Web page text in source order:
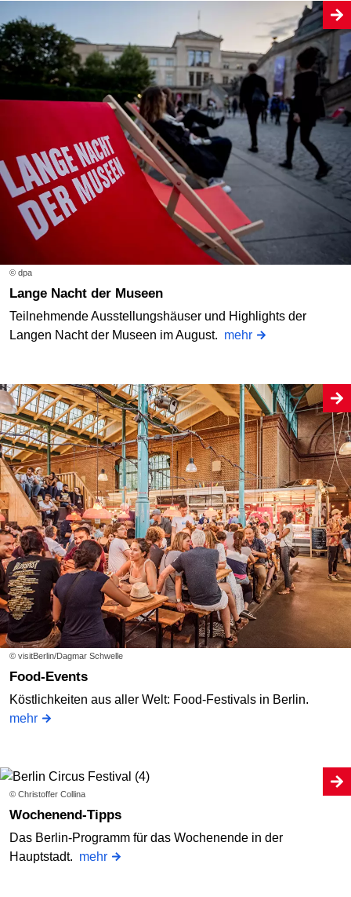
© dpa
Lange Nacht der Museen
Teilnehmende Ausstellungshäuser und Highlights der
Langen Nacht der Museen im August. mehr
© visitBerlin/Dagmar Schwelle
Food-Events
Köstlichkeiten aus aller Welt: Food-Festivals in Berlin.
mehr
© Christoffer Collina
Wochenend-Tipps
Das Berlin-Programm für das Wochenende in der
Hauptstadt. mehr